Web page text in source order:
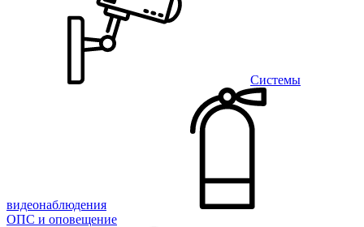
Системы
видеонаблюдения
ОПС и оповещение